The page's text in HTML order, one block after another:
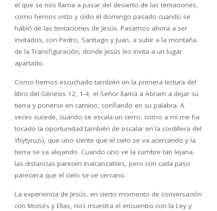
el que se nos llama a pasar del desierto de las tentaciones,
como hemos visto y oído el domingo pasado cuando se
habló de las tentaciones de Jesús. Pasamos ahora a ser
invitados, con Pedro, Santiago y Juan, a subir a la montaña
de la Transfiguración, donde Jesús les invita a un lugar
apartado.
Como hemos escuchado también en la primera lectura del
libro del Génesis 12, 1-4, el Señor llama a Abram a dejar su
tierra y ponerse en camino, confiando en su palabra. A
veces sucede, cuando se escala un cerro, como a mí me ha
tocado la oportunidad también de escalar en la cordillera del
Ybytyruzú, que uno siente que el cielo se va acercando y la
tierra se va alejando. Cuando uno ve la cumbre tan lejana,
las distancias parecen inalcanzables, pero con cada paso
pareciera que el cielo se ve cercano.
La experiencia de Jesús, en cierto momento de conversación
con Moisés y Elías, nos muestra el encuentro con la Ley y